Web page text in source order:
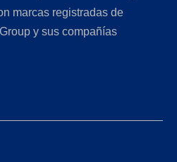
marcas registradas de
y sus compañías